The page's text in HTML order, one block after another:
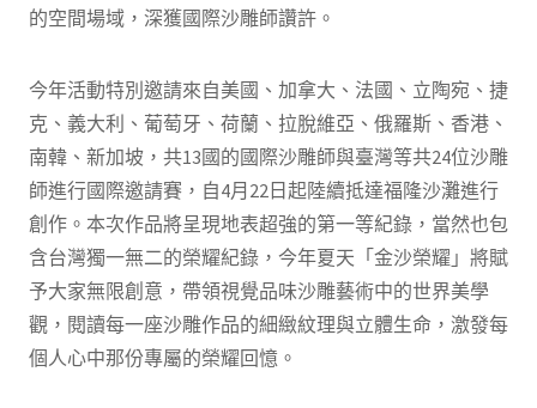
的空間場域，深獲國際沙雕師讚許。
今年活動特別邀請來自美國、加拿大、法國、立陶宛、捷
克、義大利、葡萄牙、荷蘭、拉脫維亞、俄羅斯、香港、
南韓、新加坡，共13國的國際沙雕師與臺灣等共24位沙雕
師進行國際邀請賽，自4月22日起陸續抵達福隆沙灘進行
創作。本次作品將呈現地表超強的第一等紀錄，當然也包
含台灣獨一無二的榮耀紀錄，今年夏天「金沙榮耀」將賦
予大家無限創意，帶領視覺品味沙雕藝術中的世界美學
觀，閱讀每一座沙雕作品的細緻紋理與立體生命，激發每
個人心中那份專屬的榮耀回憶。